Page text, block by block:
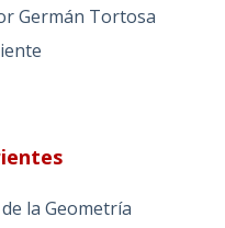
Germán Tortosa
la Geometría